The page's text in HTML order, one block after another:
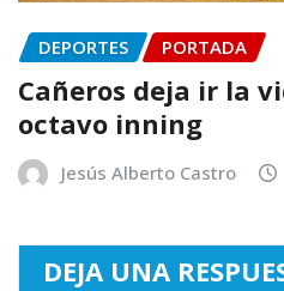
DEPORTES PORTADA
Cañeros deja ir la
octavo inning
Jesús Alberto Castro
DEJA UNA